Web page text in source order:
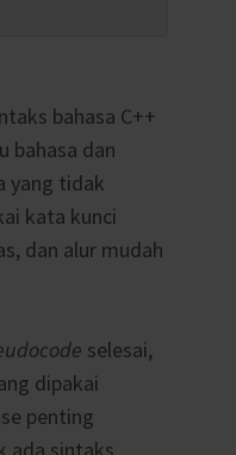
bahasa C++
bahasa dan
yang tidak
kata kunci
dan alur mudah
selesai,
dipakai
penting